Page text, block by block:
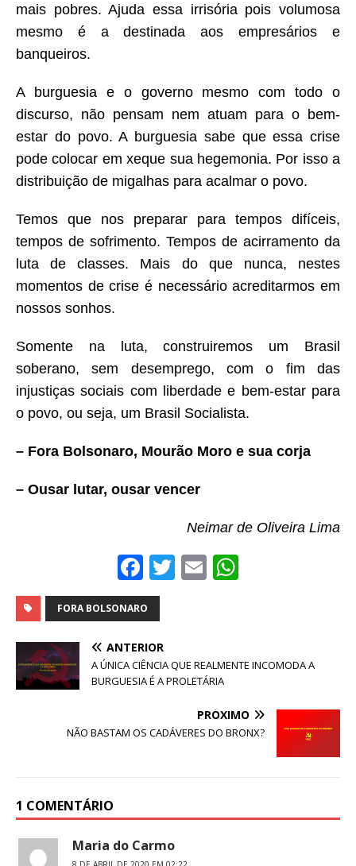
mais pobres. Ajuda essa irrisória pois volumosa
mesmo é a destinada aos empresários e
banqueiros.
A burguesia e o governo mesmo com todo o
discurso, não pensam nem atuam para o bem-
estar do povo. A burguesia sabe que essa crise
pode colocar em xeque sua hegemonia. Por isso a
distribuição de migalhas para acalmar o povo.
Temos que nos preparar para tempos difíceis,
tempos de sofrimento. Tempos de acirramento da
luta de classes. Mais do que nunca, nestes
momentos de crise é necessário acreditarmos em
nossos sonhos.
Somente na luta, construiremos um Brasil
soberano, sem desemprego, com o fim das
injustiças sociais com liberdade e bem-estar para
o povo, ou seja, um Brasil Socialista.
– Fora Bolsonaro, Mourão Moro e sua corja
– Ousar lutar, ousar vencer
Neimar de Oliveira Lima
F
a
c
e
b
o
k
T
r
E
A
p
FORA BOLSONARO
ANTERIOR
A ÚNICA CIÊNCIA QUE REALMENTE INCOMODA A
BURGUESIA É A PROLETÁRIA
PRÓXIMO
NÃO BASTAM OS CADÁVERES DO BRONX?
1 COMENTÁRIO
Maria do Carmo